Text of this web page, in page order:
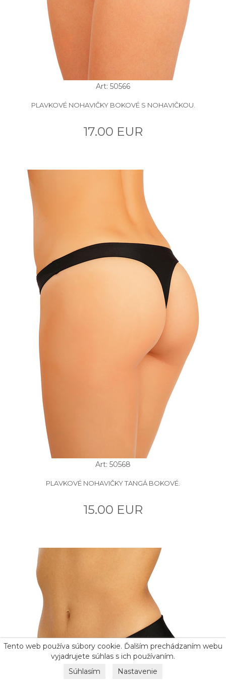
Art: 50566
PLAVKOVÉ NOHAVIČKY BOKOVÉ S NOHAVIČKOU.
17.00 EUR
Art: 50568
PLAVKOVÉ NOHAVIČKY TANGÁ BOKOVÉ.
15.00 EUR
Tento web používa súbory cookie. Ďalším prechádzaním webu
vyjadrujete súhlas s ich používaním.
Súhlasím
Nastavenie